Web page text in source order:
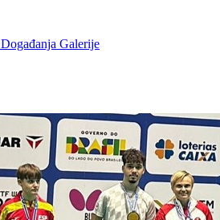
Događanja Galerije